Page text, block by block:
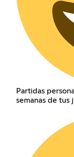
Partidas
semanas de tus